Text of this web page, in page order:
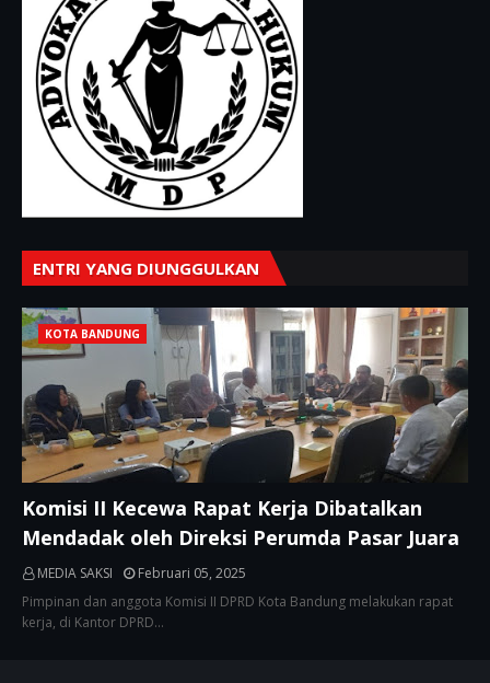
ENTRI YANG DIUNGGULKAN
KOTA BANDUNG
Komisi II Kecewa Rapat Kerja Dibatalkan
Mendadak oleh Direksi Perumda Pasar Juara
MEDIA SAKSI
Februari 05, 2025
Pimpinan dan anggota Komisi II DPRD Kota Bandung melakukan rapat
kerja, di Kantor DPRD…